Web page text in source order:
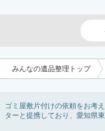
みんなの遺品整理トップ
ゴミ屋敷片付けの依頼をお考
ターと提携しており、愛知県
しています。汚部屋の片付け